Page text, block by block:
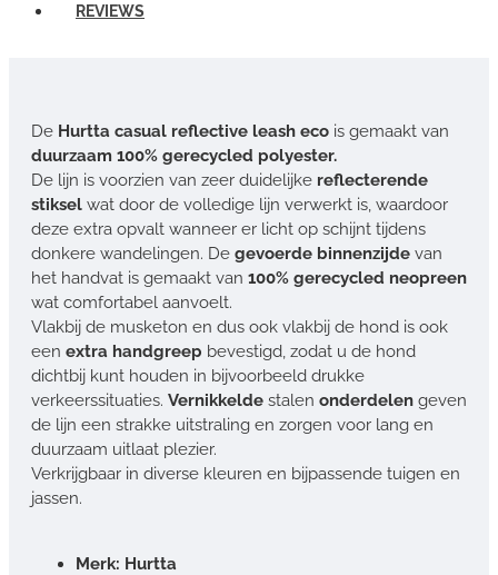
REVIEWS
De Hurtta casual reflective leash eco is gemaakt van
duurzaam 100% gerecycled polyester.
De lijn is voorzien van zeer duidelijke reflecterende
stiksel wat door de volledige lijn verwerkt is, waardoor
deze extra opvalt wanneer er licht op schijnt tijdens
donkere wandelingen. De gevoerde binnenzijde van
het handvat is gemaakt van 100% gerecycled neopreen
wat comfortabel aanvoelt.
Vlakbij de musketon en dus ook vlakbij de hond is ook
een extra handgreep bevestigd, zodat u de hond
dichtbij kunt houden in bijvoorbeeld drukke
verkeerssituaties. Vernikkelde stalen onderdelen geven
de lijn een strakke uitstraling en zorgen voor lang en
duurzaam uitlaat plezier.
Verkrijgbaar in diverse kleuren en bijpassende tuigen en
jassen.
Merk: Hurtta